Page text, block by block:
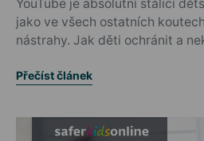
YouTube je absolutní stálicí
jako ve všech ostatních
nástrahy. Jak děti ochránit a
Přečíst článek